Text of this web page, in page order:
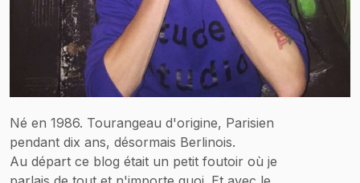
Né en 1986. Tourangeau d'origine, Parisien
pendant dix ans, désormais Berlinois.
Au départ ce blog était un petit foutoir où je